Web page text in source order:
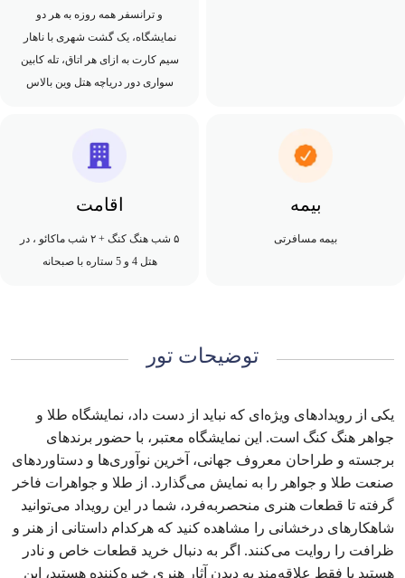
و ترانسفر همه روزه به هر دو
نمایشگاه، یک گشت شهری با ناهار
سیم کارت به ازای هر اتاق، تله کابین
سواری دور دریاچه هتل وین بالاس
بیمه
بیمه مسافرتی
اقامت
۵ شب هنگ کنگ + ۲ شب ماکائو ، در
هتل 4 و 5 ستاره با صبحانه
توضیحات تور
یکی از رویدادهای ویژه‌ای که نباید از دست داد، نمایشگاه طلا و
جواهر هنگ کنگ است. این نمایشگاه معتبر، با حضور برندهای
برجسته و طراحان معروف جهانی، آخرین نوآوری‌ها و دستاوردهای
صنعت طلا و جواهر را به نمایش می‌گذارد. از طلا و جواهرات فاخر
گرفته تا قطعات هنری منحصربه‌فرد، شما در این رویداد می‌توانید
شاهکارهای درخشانی را مشاهده کنید که هرکدام داستانی از هنر و
ظرافت را روایت می‌کنند. اگر به دنبال خرید قطعات خاص و نادر
هستید یا فقط علاقه‌مند به دیدن آثار هنری خیره‌کننده هستید، این